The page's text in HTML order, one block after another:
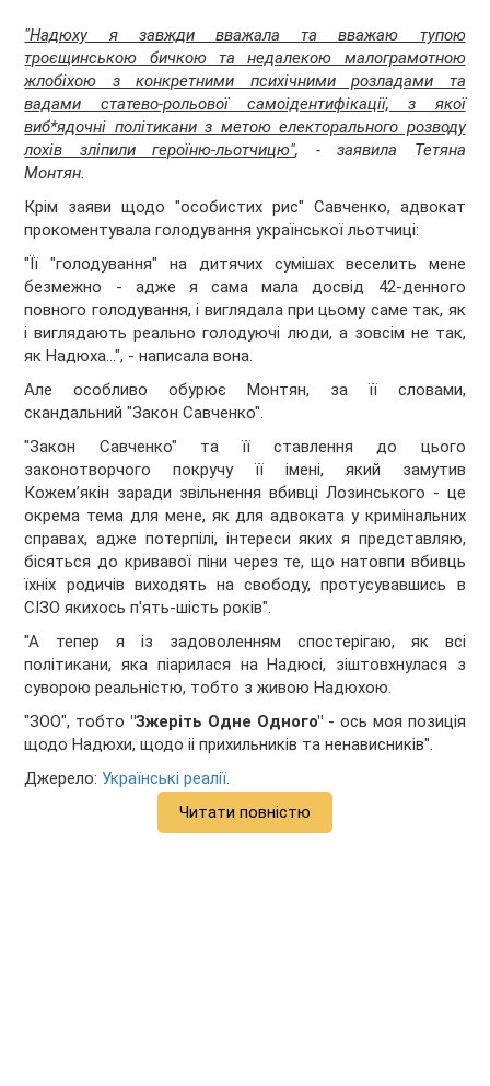
"Надюху я завжди вважала та вважаю тупою
троєщинською бичкою та недалекою малограмотною
жлобіхою з конкретними психічними розладами та
вадами статево-рольової самоідентифікації, з якої
виб*ядочні політикани з метою електорального розводу
лохів зліпили героїню-льотчицю", - заявила Тетяна
Монтян.
Крім заяви щодо "особистих рис" Савченко, адвокат
прокоментувала голодування української льотчиці:
"Її "голодування" на дитячих сумішах веселить мене
безмежно - адже я сама мала досвід 42-денного
повного голодування, і виглядала при цьому саме так, як
і виглядають реально голодуючі люди, а зовсім не так,
як Надюха...", - написала вона.
Але особливо обурює Монтян, за її словами,
скандальний "Закон Савченко".
"Закон Савченко" та її ставлення до цього
законотворчого покручу її імені, який замутив
Кожем’якін заради звільнення вбивці Лозинського - це
окрема тема для мене, як для адвоката у кримінальних
справах, адже потерпілі, інтереси яких я представляю,
бісяться до кривавої піни через те, що натовпи вбивць
їхніх родичів виходять на свободу, протусувавшись в
СІЗО якихось п'ять-шість років".
"А тепер я із задоволенням спостерігаю, як всі
політикани, яка піарилася на Надюсі, зіштовхнулася з
суворою реальністю, тобто з живою Надюхою.
"ЗОО", тобто"Зжеріть Одне Одного" - ось моя позиція
щодо Надюхи, щодо іі прихильників та ненависників".
Джерело:Українські реалії.
Читати повністю